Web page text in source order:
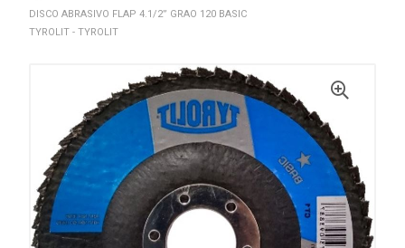
DISCO ABRASIVO FLAP 4.1/2” GRAO 120 BASIC
TYROLIT - TYROLIT